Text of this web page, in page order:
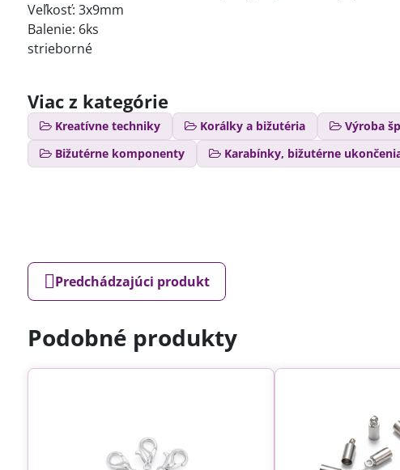
Veľkosť: 3x9mm
Balenie: 6ks
strieborné
Viac z kategórie
Kreatívne techniky Korálky a bižutéria Výroba
Bižutérne komponenty
Karabínky, bižutérne
Predchádzajúci produkt
Podobné produkty